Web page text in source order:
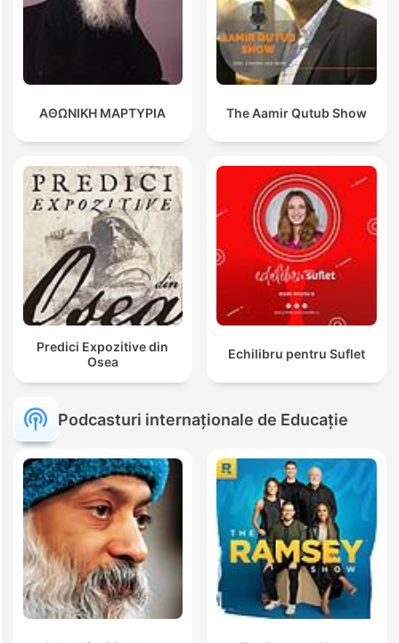
ΑΘΩΝΙΚΗ ΜΑΡΤΥΡΙΑ The Aamir Qutub Show
Predici Expozitive din
Osea
Echilibru pentru Suflet
Podcasturi internaționale de Educație